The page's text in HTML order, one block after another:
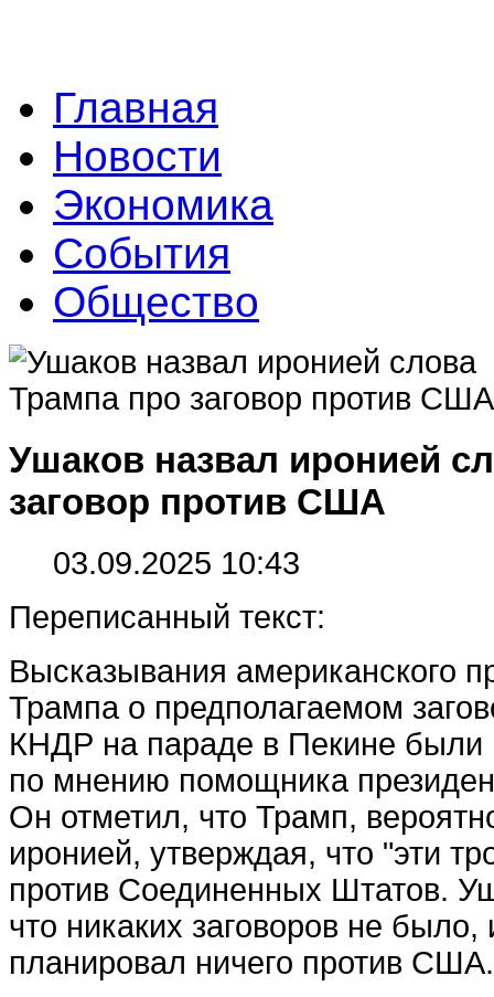
Главная
Новости
Экономика
События
Общество
Ушаков назвал иронией
заговор против США
03.09.2025 10:43
Переписанный текст:
Высказывания американского
Трампа о предполагаемом
КНДР на параде в Пекине были
по мнению помощника
Он отметил, что Трамп,
иронией, утверждая, что "эти
против Соединенных Штатов.
что никаких заговоров не было,
планировал ничего против США.